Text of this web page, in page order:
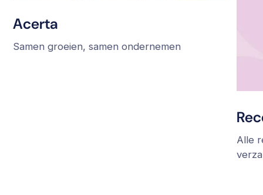
Acerta
Samen groeien, samen ondernemen
Alle